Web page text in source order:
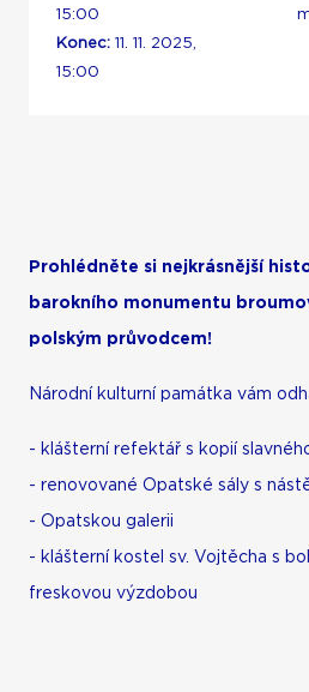
15:00
Konec: 11. 11. 2025,
15:00
Prohlédněte si nejkrásnější
barokního monumentu
polským průvodcem!
Národní kulturní památka vám
- klášterní refektář s kopií
- renovované Opatské sály s
- Opatskou galerii
- klášterní kostel sv. Vojtěcha s
freskovou výzdobou